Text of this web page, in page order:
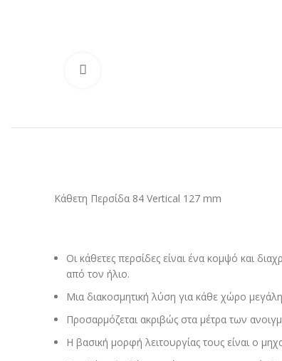
Κάθετη Περσίδα 84 Vertical 127 mm
Οι κάθετες περσίδες είναι ένα κομψό και
από τον ήλιο.
Μια διακοσμητική λύση για κάθε χώρο
Προσαρμόζεται ακριβώς στα μέτρα των
Η βασική μορφή λειτουργίας τους είναι ο